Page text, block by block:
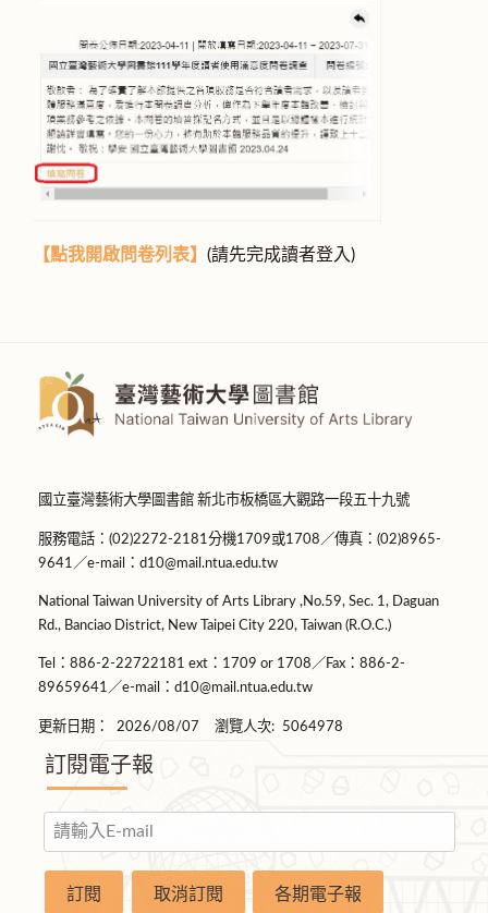
【點我開啟問卷列表】 (請先完成讀者登入)
國立臺灣藝術大學圖書館 新北市板橋區大觀路一段五十九號
服務電話：(02)2272-2181分機1709或1708／傳真：(02)8965-
9641／e-mail：d10@mail.ntua.edu.tw
National Taiwan University of Arts Library ,No.59, Sec. 1, Daguan
Rd., Banciao District, New Taipei City 220, Taiwan (R.O.C.)
Tel：886-2-22722181 ext：1709 or 1708／Fax：886-2-
89659641／e-mail：d10@mail.ntua.edu.tw
更新日期： 2026/08/07 瀏覽人次: 5064978
訂閱電子報